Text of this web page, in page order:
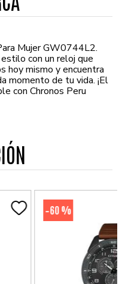
Mujer GW0744L2.
con un reloj que
hoy mismo y encuentra
momento de tu vida. ¡El
con Chronos Peru
-60 %